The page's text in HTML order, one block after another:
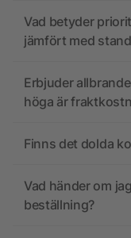
Vad betyder
jämfört med
Erbjuder
höga är
Finns det dolda
Vad händer om
beställning?